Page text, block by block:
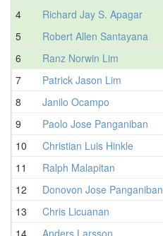
4
Richard Jay S. Apagar
5
Robert Allen Santayana
6
Ranz Norwin Lim
7
Patrick Jason Lim
8
Janilo Ocampo
9
Paolo Jose Panganiban
10
Christian Luis Hinkle
11
Ralph Malapitan
12
Donovon Jose Panganiban
13
Chris Licuanan
14
Anders Larsson